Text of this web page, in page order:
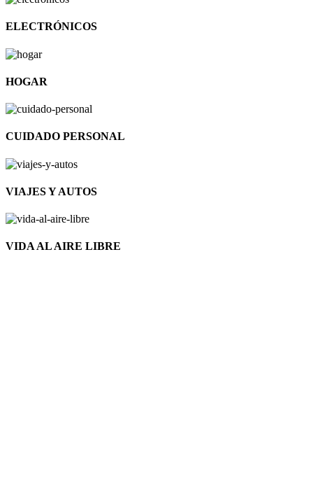
ELECTRÓNICOS
HOGAR
CUIDADO PERSONAL
VIAJES Y AUTOS
VIDA AL AIRE LIBRE